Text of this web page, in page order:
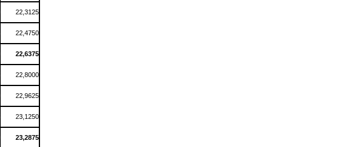
22,3125
22,4750
22,6375
22,8000
22,9625
23,1250
23,2875